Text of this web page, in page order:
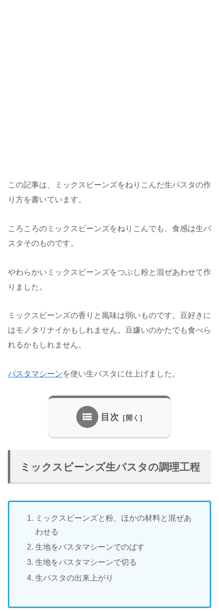
この記事は、ミックスビーンズをねりこんだ生パスタの作
り方を書いています。
ころころのミックスビーンズをねりこんでも、食感は生パ
スタそのものです。
やわらかいミックスビーンズをつぶし粉と混ぜあわせて作
りました。
ミックスビーンズの香りと風味は弱いものです。豆好きに
はモノタリナイかもしれません。豆嫌いのかたでも食べら
れるかもしれません。
パスタマシーンを使い生パスタに仕上げました。
目次
ミックスビーンズ生パスタの調理工程
ミックスビーンズと粉、ほかの材料と混ぜあ
わせる
生地をパスタマシーンでのばす
生地をパスタマシーンで切る
生パスタの出来上がり